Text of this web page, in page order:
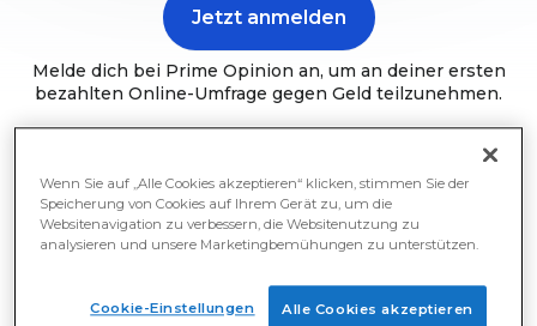
Jetzt anmelden
Melde dich bei Prime Opinion an, um an deiner ersten
bezahlten Online-Umfrage gegen Geld teilzunehmen.
Verdiene Geld für jede
Umfrage, an der du
teilnimmst
Wenn Sie auf „Alle Cookies akzeptieren“ klicken, stimmen Sie der
Speicherung von Cookies auf Ihrem Gerät zu, um die
Websitenavigation zu verbessern, die Websitenutzung zu
analysieren und unsere Marketingbemühungen zu unterstützen.
Alle Cookies akzeptieren
Cookie-Einstellungen